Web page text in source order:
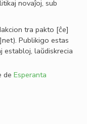
novaĵoj, sub
tra pakto [ĉe]
. Publikigo estas
establoj, laŭdiskrecia
de Esperanta